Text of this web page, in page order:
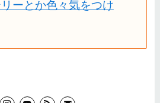
ーとか色々気をつけ